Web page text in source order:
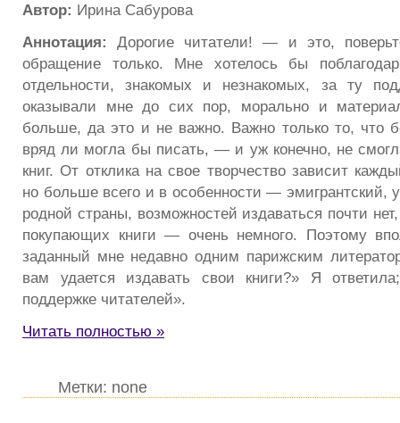
Автор: Ирина Сабурова
Аннотация:Дорогие читатели! — и это,
обращение только. Мне хотелось бы
отдельности, знакомых и незнакомых, за ту
оказывали мне до сих пор, морально и
больше, да это и не важно. Важно только то, что
вряд ли могла бы писать, — и уж конечно, не
книг. От отклика на свое творчество зависит
но больше всего и в особенности — эмигрантский,
родной страны, возможностей издаваться почти
покупающих книги — очень немного. Поэтому
заданный мне недавно одним парижским
вам удается издавать свои книги?» Я
поддержке читателей».
Читать полностью »
Метки: none